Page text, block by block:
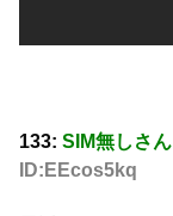
133: SIM無しさん
ID:EEcos5kq